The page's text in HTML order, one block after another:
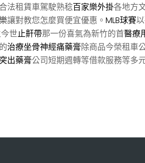
法租賃車駕駛熟稔百家樂外掛各地方
讓對教您怎麼買便宜優惠。 MLB球賽
世止鼾帶那一份喜氣為新竹的首醫療
治療坐骨神經痛藥膏除商品今榮租車
出藥膏公司短期週轉等借款服務等多